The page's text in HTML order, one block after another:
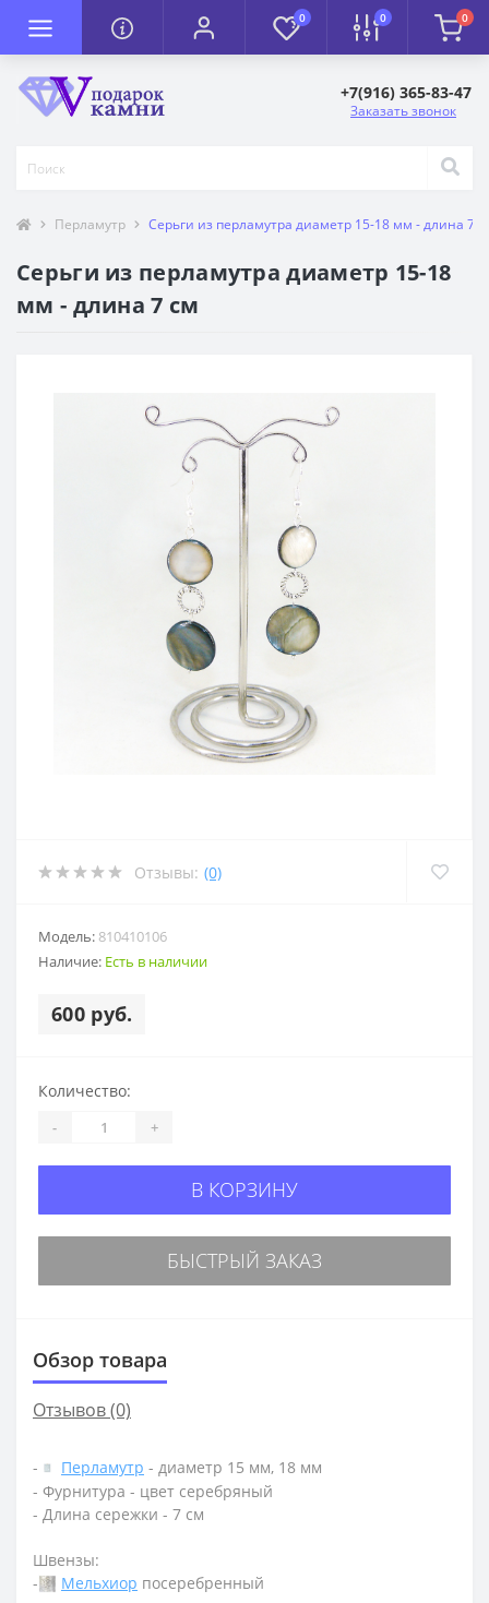
0 0 0
+7(916) 365-83-47
Заказать звонок
Перламутр Серьги из перламутра диаметр 15-18 мм - длина 7
Серьги из перламутра диаметр 15-18
мм - длина 7 см
Отзывы: (0)
Модель: 810410106
Наличие: Есть в наличии
600 руб.
Количество:
- +
В КОРЗИНУ
БЫСТРЫЙ ЗАКАЗ
Обзор товара
Отзывов (0)
- Перламутр - диаметр 15 мм, 18 мм
- Фурнитура - цвет серебряный
- Длина сережки - 7 см
Швензы:
-
Мельхиор посеребренный